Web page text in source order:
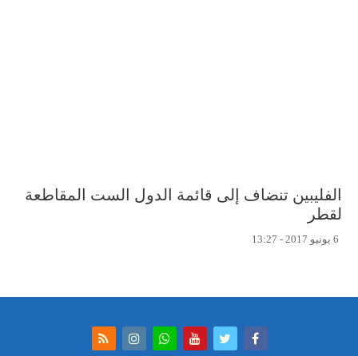
الفليبين تنضاف إلى قائمة الدول الست المقاطعة
لقطر
6 يونيو 2017 - 13:27